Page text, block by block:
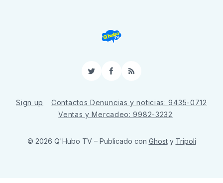
TwitterFacebook
RSS
Sign up
Contactos Denuncias y noticias: 9435-0712
Ventas y Mercadeo: 9982-3232
© 2026 Q'Hubo TV – Publicado con Ghosty Tripoli